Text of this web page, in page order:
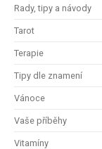
Rady, tipy a návody
Tarot
Terapie
Tipy dle znamení
Vánoce
Vaše příběhy
Vitamíny